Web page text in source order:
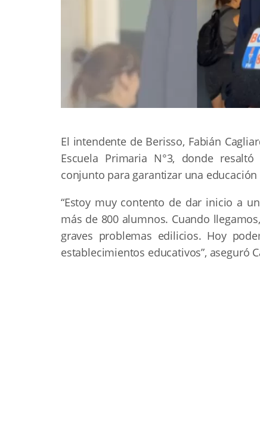
El intendente de Berisso, Fabián
Escuela Primaria N°3, donde
conjunto para garantizar una
“Estoy muy contento de dar inicio a
más de 800 alumnos. Cuando
graves problemas edilicios. Hoy
establecimientos educativos”, aseguró